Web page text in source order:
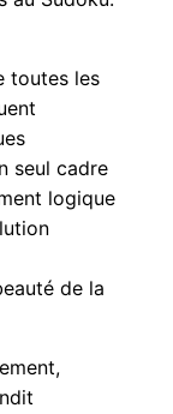
toutes les
seul cadre
logique
de la